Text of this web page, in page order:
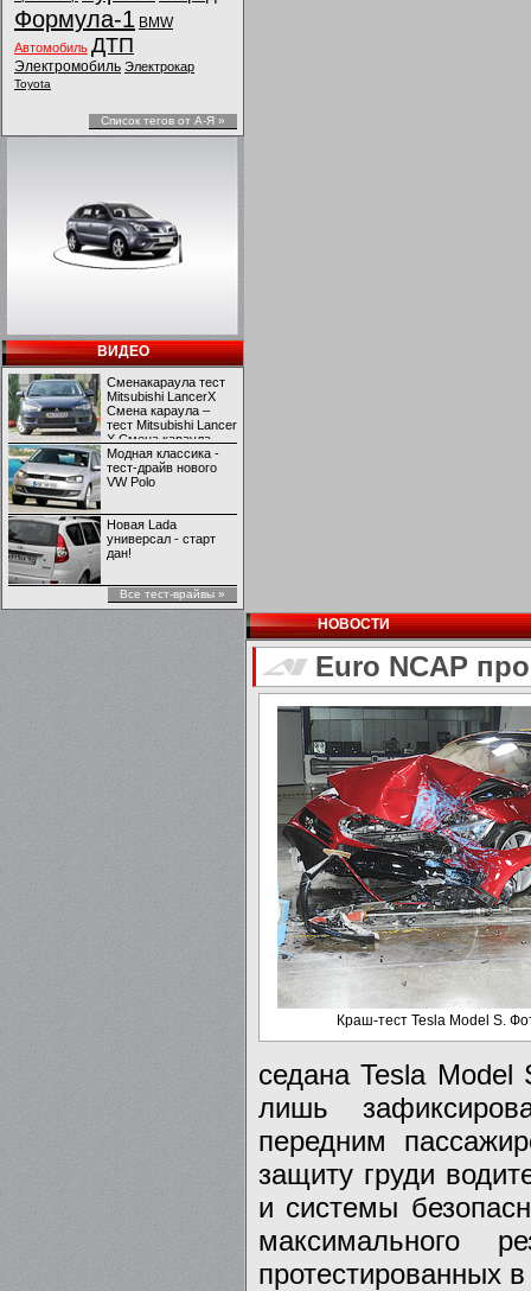
Формула-1 BMW
Автомобиль ДТП
Электромобиль Электрокар
Toyota
Список тегов от А-Я »
ВИДЕО
Сменакараула тест
Mitsubishi LancerX
Смена караула –
тест Mitsubishi Lancer
X Смена караула –
тест Mitsubishi Lancer
X
Модная классика -
тест-драйв нового
VW Polo
Новая Lada
универсал - старт
дан!
Все тест-врайвы »
НОВОСТИ
Euro NCAP
Краш-тест Tesla Model S.
седана Tesla Model
лишь
передним
защиту груди
и системы
максимального
протестированных